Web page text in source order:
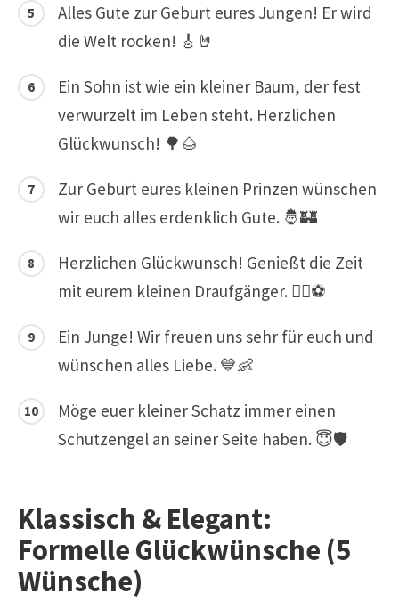
Alles Gute zur Geburt eures Jungen! Er wird
die Welt rocken! 🎸🤘
Ein Sohn ist wie ein kleiner Baum, der fest
verwurzelt im Leben steht. Herzlichen
Glückwunsch! 🌳🌰
Zur Geburt eures kleinen Prinzen wünschen
wir euch alles erdenklich Gute. 🤴🏰
Herzlichen Glückwunsch! Genießt die Zeit
mit eurem kleinen Draufgänger. 🏃‍♂️⚽
Ein Junge! Wir freuen uns sehr für euch und
wünschen alles Liebe. 💙👶
Möge euer kleiner Schatz immer einen
Schutzengel an seiner Seite haben. 😇🛡️
Klassisch & Elegant:
Formelle Glückwünsche (5
Wünsche)